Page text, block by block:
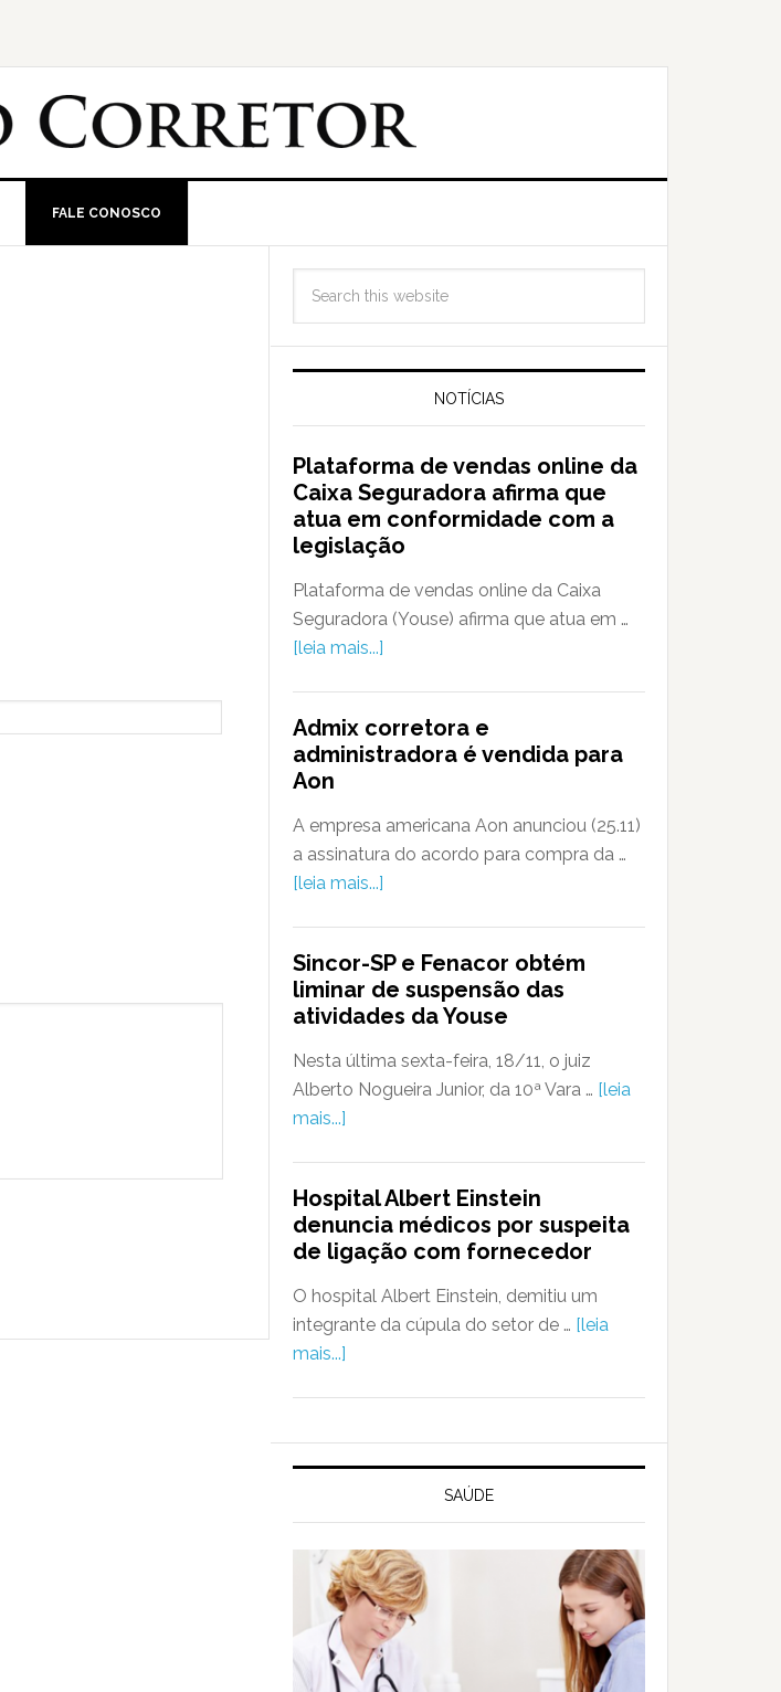
FALE CONOSCO
NOTÍCIAS
Plataforma de vendas online da
Caixa Seguradora afirma que
atua em conformidade com a
legislação
Plataforma de vendas online da Caixa
Seguradora (Youse) afirma que atua em …
[leia mais...]
Admix corretora e
administradora é vendida para
Aon
A empresa americana Aon anunciou (25.11)
a assinatura do acordo para compra da …
[leia mais...]
Sincor-SP e Fenacor obtém
liminar de suspensão das
atividades da Youse
Nesta última sexta-feira, 18/11, o juiz
Alberto Nogueira Junior, da 10ª Vara … [leia
mais...]
Hospital Albert Einstein
denuncia médicos por suspeita
de ligação com fornecedor
O hospital Albert Einstein, demitiu um
integrante da cúpula do setor de … [leia
mais...]
SAÚDE